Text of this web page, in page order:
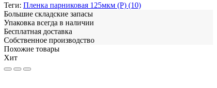
Теги: Пленка парниковая 125мкм (Р) (10)
Большие складские запасы
Упаковка всегда в наличии
Бесплатная доставка
Собственное производство
Похожие товары
Хит